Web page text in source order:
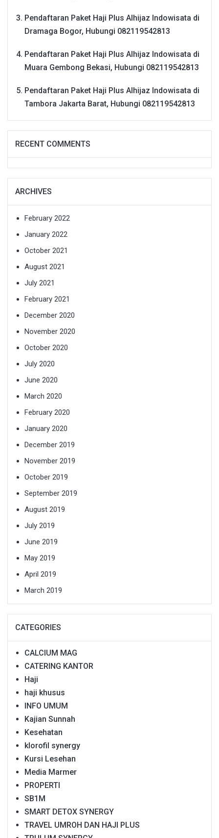
Pendaftaran Paket Haji Plus Alhijaz Indowisata di
Dramaga Bogor, Hubungi 082119542813
Pendaftaran Paket Haji Plus Alhijaz Indowisata di
Muara Gembong Bekasi, Hubungi 082119542813
Pendaftaran Paket Haji Plus Alhijaz Indowisata di
Tambora Jakarta Barat, Hubungi 082119542813
RECENT COMMENTS
ARCHIVES
February 2022
January 2022
October 2021
August 2021
July 2021
February 2021
December 2020
November 2020
October 2020
July 2020
June 2020
March 2020
February 2020
January 2020
December 2019
November 2019
October 2019
September 2019
August 2019
July 2019
June 2019
May 2019
April 2019
March 2019
CATEGORIES
CALCIUM MAG
CATERING KANTOR
Haji
haji khusus
INFO UMUM
Kajian Sunnah
Kesehatan
klorofil synergy
Kursi Lesehan
Media Marmer
PROPERTI
SB1M
SMART DETOX SYNERGY
TRAVEL UMROH DAN HAJI PLUS